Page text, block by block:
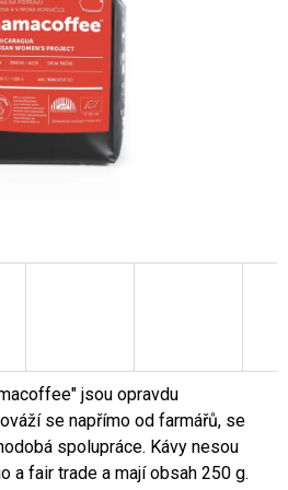
jsou opravdu
se napřímo od farmářů, se
spolupráce. Kávy nesou
a fair trade a mají obsah 250 g.